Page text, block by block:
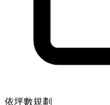
依坪數規劃